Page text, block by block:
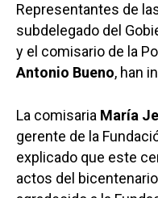
Representantes de
subdelegado del
y el comisario de la
Antonio Bueno, han
La comisaria María
gerente de la
explicado que este
actos del